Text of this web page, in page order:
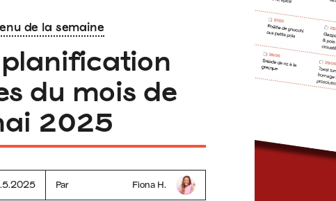
de la semaine
du mois de
2025
Par Fiona H.